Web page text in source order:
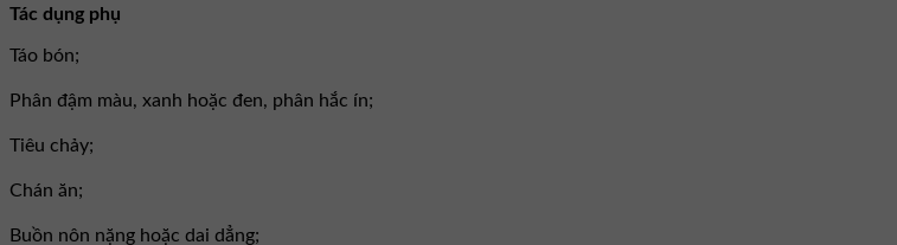
Tác dụng phụ
Táo bón;
Phân đậm màu, xanh hoặc đen, phân hắc ín;
Tiêu chảy;
Chán ăn;
Buồn nôn nặng hoặc dai dẳng;